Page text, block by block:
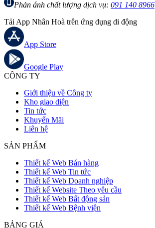
Phản ánh chất lượng dịch vụ: 091 140 8966
Tải App Nhân Hoà trên ứng dụng di động
App Store
Google Play
CÔNG TY
Giới thiệu về Công ty
Kho giao diện
Tin tức
Khuyến Mãi
Liên hệ
SẢN PHẨM
Thiết kế Web Bán hàng
Thiết kế Web Tin tức
Thiết kế Web Doanh nghiệp
Thiết kế Website Theo yêu cầu
Thiết kế Web Bất động sản
Thiết kế Web Bệnh viện
BẢNG GIÁ